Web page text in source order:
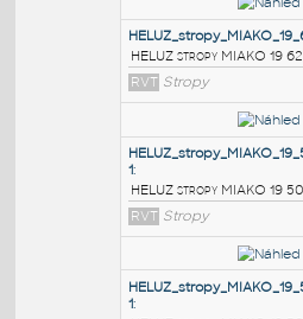
HELUZ stropy
RVT Stropy
HELUZ stropy